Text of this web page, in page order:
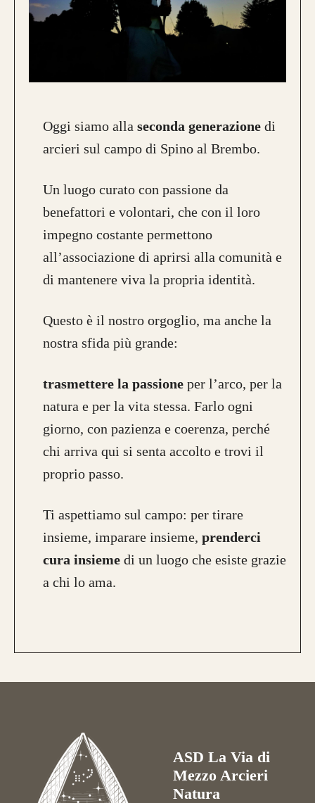
Oggi siamo alla seconda generazione di
arcieri sul campo di Spino al Brembo.
Un luogo curato con passione da
benefattori e volontari, che con il loro
impegno costante permettono
all’associazione di aprirsi alla comunità e
di mantenere viva la propria identità.
Questo è il nostro orgoglio, ma anche la
nostra sfida più grande:
trasmettere la passione per l’arco, per la
natura e per la vita stessa. Farlo ogni
giorno, con pazienza e coerenza, perché
chi arriva qui si senta accolto e trovi il
proprio passo.
Ti aspettiamo sul campo: per tirare
insieme, imparare insieme, prenderci
cura insieme di un luogo che esiste grazie
a chi lo ama.
ASD La Via di
Mezzo Arcieri
Natura